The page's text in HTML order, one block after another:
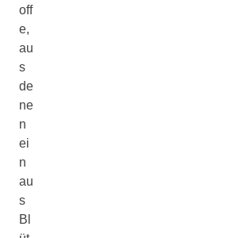
off
e,
au
s
de
ne
n
ei
n
au
s
Bl